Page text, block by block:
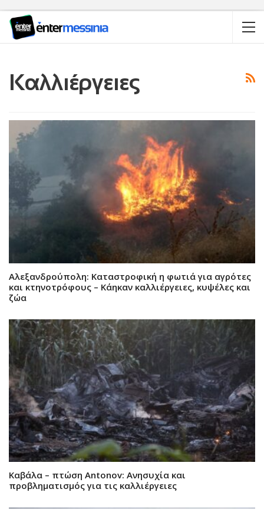
Καλλιέργειες
Αλεξανδρούπολη: Καταστροφική η φωτιά για αγρότες
και κτηνοτρόφους – Κάηκαν καλλιέργειες, κυψέλες και
ζώα
Καβάλα – πτώση Antonov: Ανησυχία και
προβληματισμός για τις καλλιέργειες